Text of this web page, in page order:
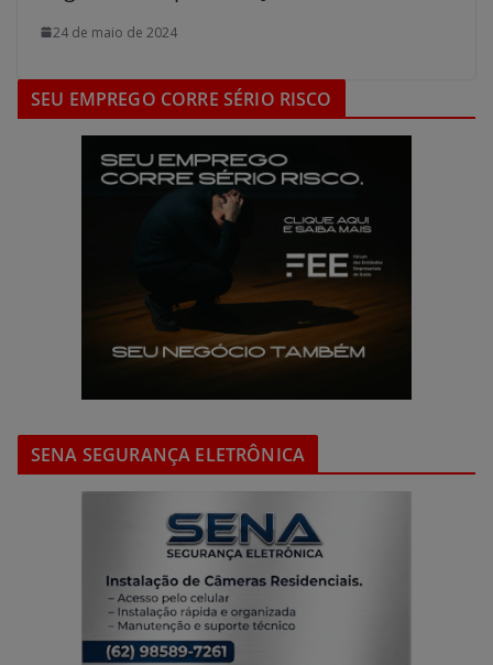
24 de maio de 2024
SEU EMPREGO CORRE SÉRIO RISCO
SENA SEGURANÇA ELETRÔNICA